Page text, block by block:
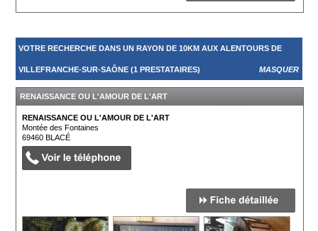
VOTRE RECHERCHE DANS UN RAYON DE 10KM AUX ALENTOURS DE
VILLEFRANCHE-SUR-SAÔNE (1 PRESTATAIRES) MASQUER
RENAISSANCE OU L'AMOUR DE L'ART
RENAISSANCE OU L'AMOUR DE L'ART
Montée des Fontaines
69460BLACÉ